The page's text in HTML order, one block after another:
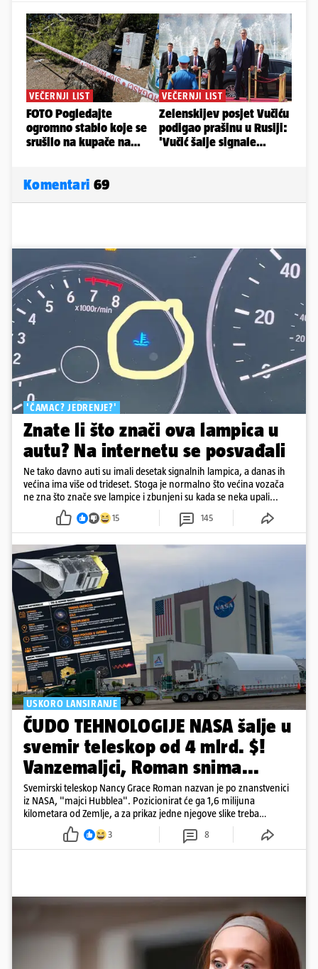
Komentari 69
'ČAMAC? JEDRENJE?'
Znate li što znači ova lampica u
autu? Na internetu se posvađali
Ne tako davno auti su imali desetak signalnih lampica, a danas ih
većina ima više od trideset. Stoga je normalno što većina vozača
ne zna što znače sve lampice i zbunjeni su kada se neka upali...
15 145
USKORO LANSIRANJE
ČUDO TEHNOLOGIJE NASA šalje u
svemir teleskop od 4 mlrd. $!
Vanzemaljci, Roman snima...
Svemirski teleskop Nancy Grace Roman nazvan je po znanstvenici
iz NASA, "majci Hubblea". Pozicionirat će ga 1,6 milijuna
kilometara od Zemlje, a za prikaz jedne njegove slike treba
500.000 4K televizora
3 8